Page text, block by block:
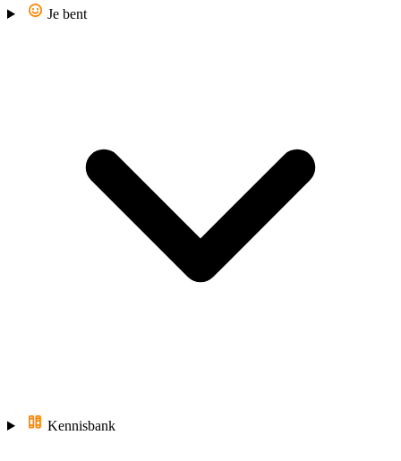
Je bent
Kennisbank